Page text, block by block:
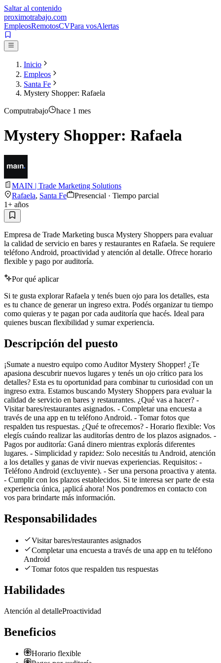
Saltar al contenido
proximotrabajo.com
EmpleosRemotosCVPara vosAlertas
Inicio
Empleos
Santa Fe
Mystery Shopper: Rafaela
Computrabajo hace 1 mes
Mystery Shopper: Rafaela
MAIN | Trade Marketing Solutions
Rafaela, Santa Fe
Presencial · Tiempo parcial
1+ años
Empresa de Trade Marketing busca Mystery Shoppers para evaluar
la calidad de servicio en bares y restaurantes en Rafaela. Se requiere
teléfono Android, proactividad y atención al detalle. Ofrece horario
flexible y pago por auditoría.
Por qué aplicar
Si te gusta explorar Rafaela y tenés buen ojo para los detalles, esta
es tu chance de generar un ingreso extra. Podés organizar tu tiempo
como quieras y te pagan por cada auditoría que hacés. Ideal para
quienes buscan flexibilidad y sumar experiencia.
Descripción del puesto
¡Sumate a nuestro equipo como Auditor Mystery Shopper! ¿Te
apasiona descubrir nuevos lugares y tenés un ojo crítico para los
detalles? Esta es tu oportunidad para combinar tu curiosidad con un
ingreso extra. Estamos buscando Mystery Shoppers para evaluar la
calidad de servicio en bares y restaurantes. ¿Qué vas a hacer? -
Visitar bares/restaurantes asignados. - Completar una encuesta a
través de una app en tu teléfono Android. - Tomar fotos que
respalden tus respuestas. ¿Qué te ofrecemos? - Horario flexible: Vos
elegís cuándo realizar las auditorías dentro de los plazos asignados. -
Pagos por auditoría: Ganá dinero mientras explorás diferentes
lugares. - Simplicidad y rapidez: Solo necesitás tu Android, atención
a los detalles y ganas de vivir nuevas experiencias. Requisitos: -
Teléfono Android (excluyente). - Ser una persona proactiva y atenta.
- Cumplir con los plazos establecidos. Si te interesa ser parte de esta
experiencia única, ¡aplicá ahora! Nos pondremos en contacto con
vos para brindarte más información.
Responsabilidades
Visitar bares/restaurantes asignados
Completar una encuesta a través de una app en tu teléfono
Android
Tomar fotos que respalden tus respuestas
Habilidades
Atención al detalleProactividad
Beneficios
Horario flexible